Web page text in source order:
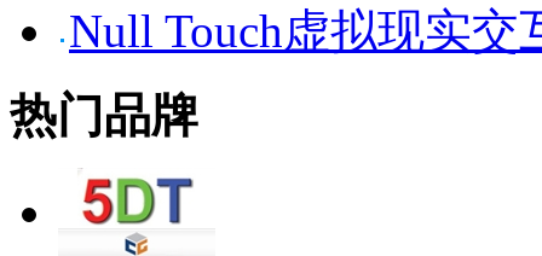
Null Touch虚拟现实交
热门品牌